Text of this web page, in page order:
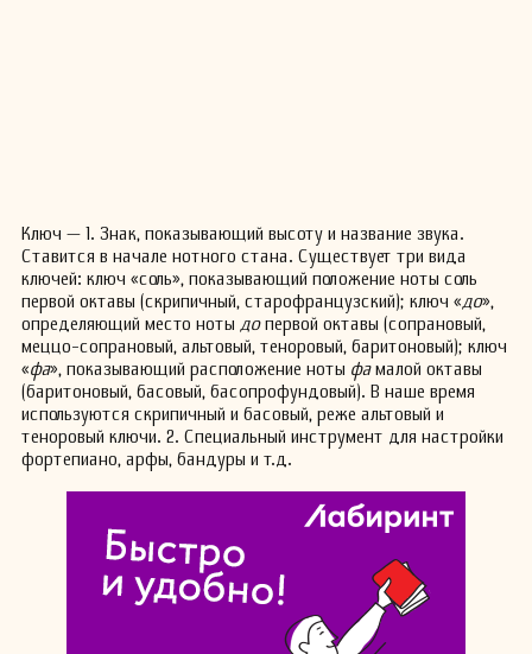
Ключ — 1. Знак, показывающий высоту и название звука.
Ставится в начале нотного стана. Существует три вида
ключей: ключ «соль», показывающий положение ноты соль
первой октавы (скрипичный, старофранцузский); ключ «до»,
определяющий место ноты допервой октавы (сопрановый,
меццо-сопрановый, альтовый, теноровый, баритоновый); ключ
«фа», показывающий расположение ноты фамалой октавы
(баритоновый, басовый, басопрофундовый). В наше время
используются скрипичный и басовый, реже альтовый и
теноровый ключи. 2. Специальный инструмент для настройки
фортепиано, арфы, бандуры и т.д.